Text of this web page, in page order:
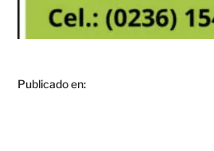
Publicado en: